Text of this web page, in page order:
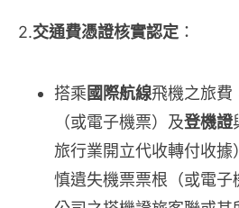
2.交通費憑證核實認定 ：
搭乘國際航線飛機之旅費
（或電子機票）及登機證
旅行業開立代收轉付收
慎遺失機票票根（或電子